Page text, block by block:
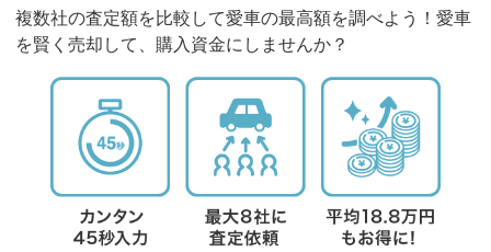
複数社の査定額を比較して愛車の最高額を調べよう！愛車
を賢く売却して、購入資金にしませんか？